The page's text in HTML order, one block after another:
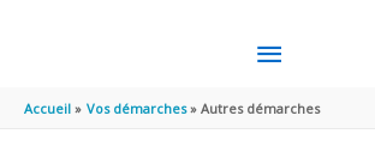
MENU
PRINCIPAL
Accueil Vos démarches Autres démarches